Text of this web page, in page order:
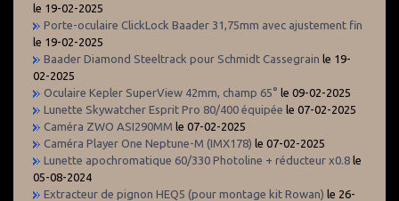
le 19-02-2025
Porte-oculaire ClickLock Baader 31,75mm avec ajustement fin
le 19-02-2025
Baader Diamond Steeltrack pour Schmidt Cassegrain le 19-
02-2025
Oculaire Kepler SuperView 42mm, champ 65° le 09-02-2025
Lunette Skywatcher Esprit Pro 80/400 équipée le 07-02-2025
Caméra ZWO ASI290MM le 07-02-2025
Caméra Player One Neptune-M (IMX178) le 07-02-2025
Lunette apochromatique 60/330 Photoline + réducteur x0.8 le
05-08-2024
Extracteur de pignon HEQ5 (pour montage kit Rowan) le 26-